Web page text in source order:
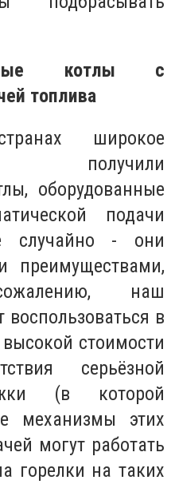
котлы с
топлива
широкое
получили
оборудованные
подачи
случайно - они
преимуществами,
наш
в
стоимости
серьёзной
(в которой
механизмы этих
могут работать
горелки на таких